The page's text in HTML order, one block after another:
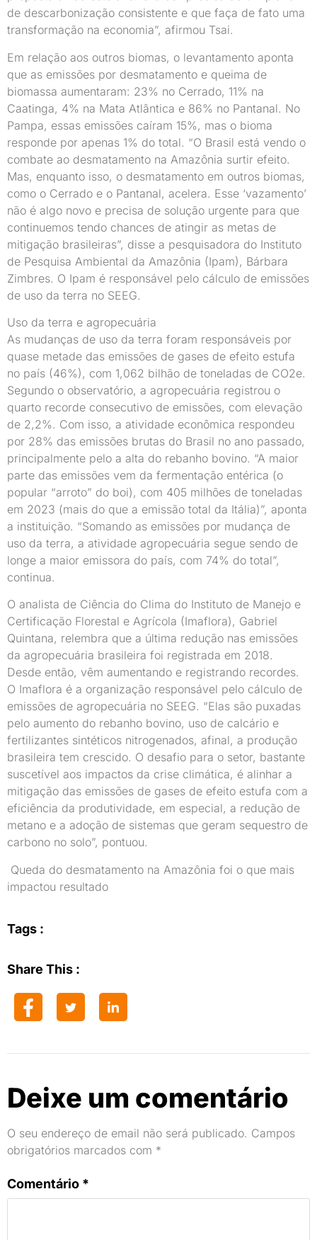
de descarbonização consistente e que faça de fato uma
transformação na economia”, afirmou Tsai.
Em relação aos outros biomas, o levantamento aponta
que as emissões por desmatamento e queima de
biomassa aumentaram: 23% no Cerrado, 11% na
Caatinga, 4% na Mata Atlântica e 86% no Pantanal. No
Pampa, essas emissões caíram 15%, mas o bioma
responde por apenas 1% do total. “O Brasil está vendo o
combate ao desmatamento na Amazônia surtir efeito.
Mas, enquanto isso, o desmatamento em outros biomas,
como o Cerrado e o Pantanal, acelera. Esse ‘vazamento’
não é algo novo e precisa de solução urgente para que
continuemos tendo chances de atingir as metas de
mitigação brasileiras”, disse a pesquisadora do Instituto
de Pesquisa Ambiental da Amazônia (Ipam), Bárbara
Zimbres. O Ipam é responsável pelo cálculo de emissões
de uso da terra no SEEG.
Uso da terra e agropecuária
As mudanças de uso da terra foram responsáveis por
quase metade das emissões de gases de efeito estufa
no país (46%), com 1,062 bilhão de toneladas de CO2e.
Segundo o observatório, a agropecuária registrou o
quarto recorde consecutivo de emissões, com elevação
de 2,2%. Com isso, a atividade econômica respondeu
por 28% das emissões brutas do Brasil no ano passado,
principalmente pelo a alta do rebanho bovino. “A maior
parte das emissões vem da fermentação entérica (o
popular “arroto” do boi), com 405 milhões de toneladas
em 2023 (mais do que a emissão total da Itália)”, aponta
a instituição. “Somando as emissões por mudança de
uso da terra, a atividade agropecuária segue sendo de
longe a maior emissora do país, com 74% do total”,
continua.
O analista de Ciência do Clima do Instituto de Manejo e
Certificação Florestal e Agrícola (Imaflora), Gabriel
Quintana, relembra que a última redução nas emissões
da agropecuária brasileira foi registrada em 2018.
Desde então, vêm aumentando e registrando recordes.
O Imaflora é a organização responsável pelo cálculo de
emissões de agropecuária no SEEG. “Elas são puxadas
pelo aumento do rebanho bovino, uso de calcário e
fertilizantes sintéticos nitrogenados, afinal, a produção
brasileira tem crescido. O desafio para o setor, bastante
suscetível aos impactos da crise climática, é alinhar a
mitigação das emissões de gases de efeito estufa com a
eficiência da produtividade, em especial, a redução de
metano e a adoção de sistemas que geram sequestro de
carbono no solo”, pontuou.
Queda do desmatamento na Amazônia foi o que mais
impactou resultado
Tags :
Share This :
Deixe um comentário
O seu endereço de email não será publicado. Campos
obrigatórios marcados com *
Comentário *